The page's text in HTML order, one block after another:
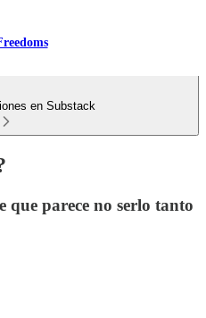
en Substack
que parece no serlo tanto